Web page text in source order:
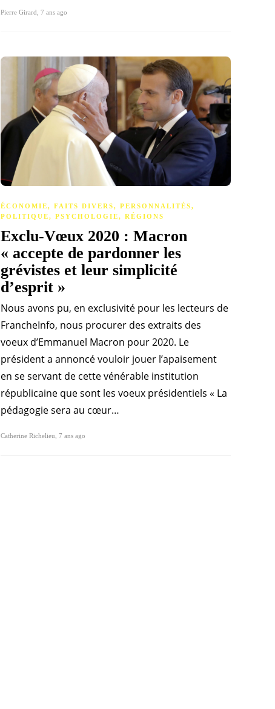
Pierre Girard 7 ans ago
ÉCONOMIE, FAITS DIVERS, PERSONNALITÉS,
POLITIQUE, PSYCHOLOGIE, RÉGIONS
Exclu-Vœux 2020 : Macron
« accepte de pardonner les
grévistes et leur simplicité
d’esprit »
Nous avons pu, en exclusivité pour les lecteurs de
FrancheInfo, nous procurer des extraits des
voeux d’Emmanuel Macron pour 2020. Le
président a annoncé vouloir jouer l’apaisement
en se servant de cette vénérable institution
républicaine que sont les voeux présidentiels « La
pédagogie sera au cœur…
Catherine Richelieu 7 ans ago